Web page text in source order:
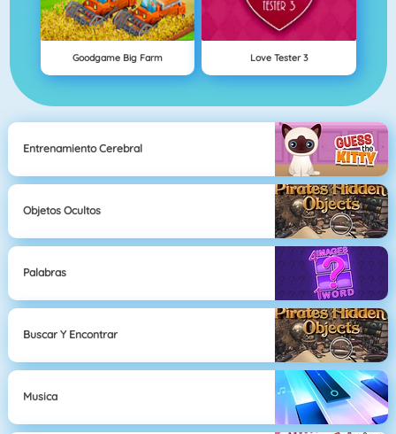
Goodgame Big Farm Love Tester 3
Entrenamiento Cerebral
Objetos Ocultos
Palabras
Buscar Y Encontrar
Musica